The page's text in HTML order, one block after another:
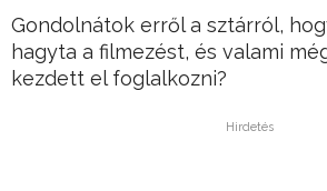
Gondolnátok erről a sztárról,
hagyta a filmezést, és valami
kezdett el foglalkozni?
Hirdetés